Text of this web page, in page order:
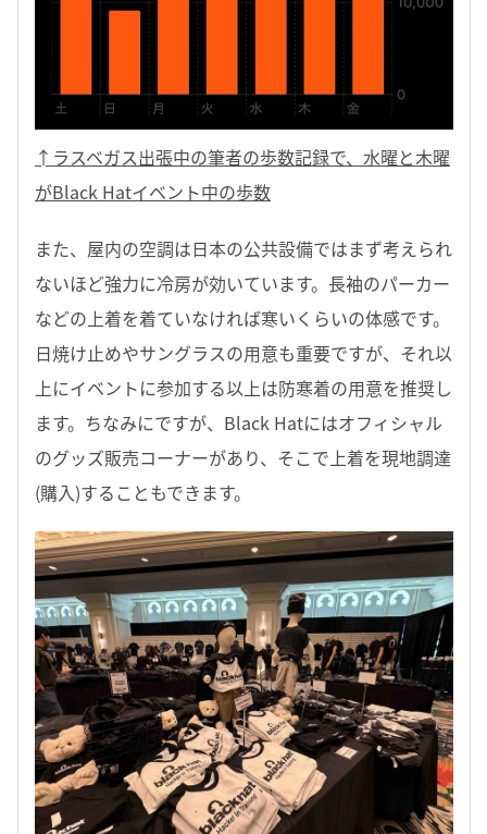
↑ラスベガス出張中の筆者の歩数記録で、水曜と木曜
がBlack Hatイベント中の歩数
また、屋内の空調は日本の公共設備ではまず考えられ
ないほど強力に冷房が効いています。長袖のパーカー
などの上着を着ていなければ寒いくらいの体感です。
日焼け止めやサングラスの用意も重要ですが、それ以
上にイベントに参加する以上は防寒着の用意を推奨し
ます。ちなみにですが、Black Hatにはオフィシャル
のグッズ販売コーナーがあり、そこで上着を現地調達
(購入)することもできます。